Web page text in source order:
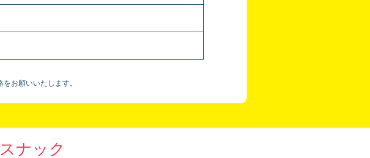
をお願いいたします。
ナック